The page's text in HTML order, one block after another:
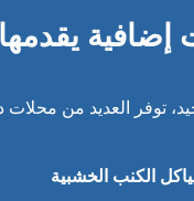
إضافية
توفر العديد من
الكنب الخشبية